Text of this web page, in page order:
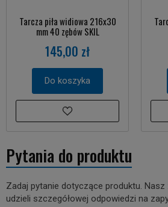
Tarcza piła widiowa 216x30
mm 40 zębów SKIL
145,00 zł
Do koszyka
Pytania do produktu
Zadaj pytanie dotyczące produktu.
udzieli szczegółowej odpowiedzi na